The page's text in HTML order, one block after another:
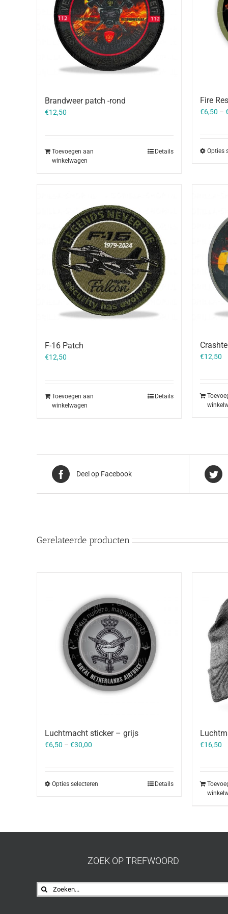
Brandweer patch -rond
€12,50
Toevoegen aan
winkelwagen
Details
Fire
€6,50 –
Opties
F-16 Patch
€12,50
Toevoegen aan
winkelwagen
Details
€12,50
Deel op Facebook
Gerelateerde producten
Luchtmacht sticker – grijs
€6,50 – €30,00
Opties selecteren Details
€16,50
ZOEK OP TREFWOORD
Zoeken
naar: